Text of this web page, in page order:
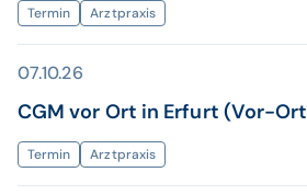
Termin Arztpraxis
07.10.26
CGM vor Ort in Erfurt (Vor-
Termin Arztpraxis